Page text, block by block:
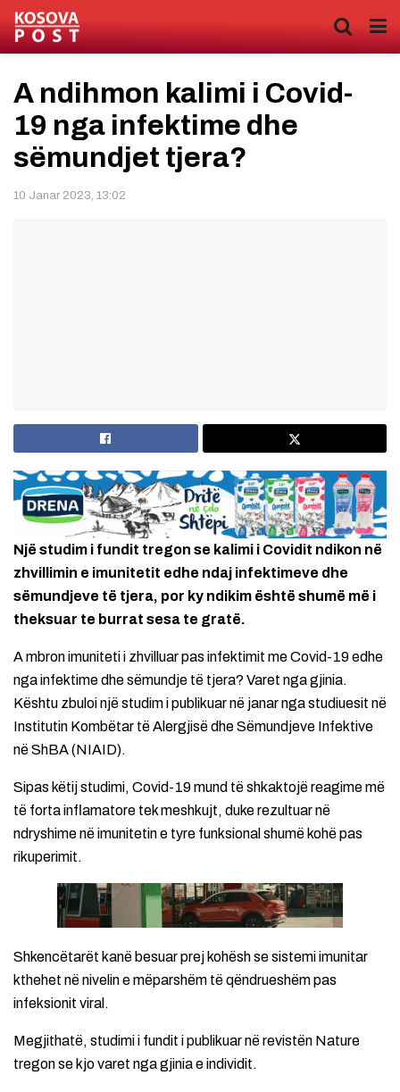
A ndihmon kalimi i Covid-
19 nga infektime dhe
sëmundjet tjera?
10 Janar 2023, 13:02
Një studim i fundit tregon se kalimi i Covidit ndikon në
zhvillimin e imunitetit edhe ndaj infektimeve dhe
sëmundjeve të tjera, por ky ndikim është shumë më i
theksuar te burrat sesa te gratë.
A mbron imuniteti i zhvilluar pas infektimit me Covid-19 edhe
nga infektime dhe sëmundje të tjera? Varet nga gjinia.
Kështu zbuloi një studim i publikuar në janar nga studiuesit në
Institutin Kombëtar të Alergjisë dhe Sëmundjeve Infektive
në ShBA (NIAID).
Sipas këtij studimi, Covid-19 mund të shkaktojë reagime më
të forta inflamatore tek meshkujt, duke rezultuar në
ndryshime në imunitetin e tyre funksional shumë kohë pas
rikuperimit.
Shkencëtarët kanë besuar prej kohësh se sistemi imunitar
kthehet në nivelin e mëparshëm të qëndrueshëm pas
infeksionit viral.
Megjithatë, studimi i fundit i publikuar në revistën Nature
tregon se kjo varet nga gjinia e individit.